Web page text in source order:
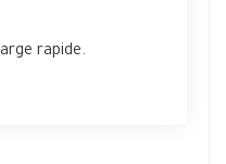
rapide.